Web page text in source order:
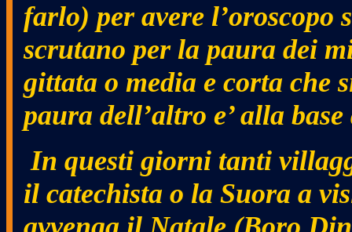
farlo) per avere
scrutano per la paura dei
gittata o media e corta che
paura dell’altro e’ alla
In questi giorni tanti
il catechista o la Suora a